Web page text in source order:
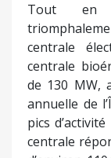
Tout en
centrale
centrale
de 130 MW,
annuelle de
pics
centrale